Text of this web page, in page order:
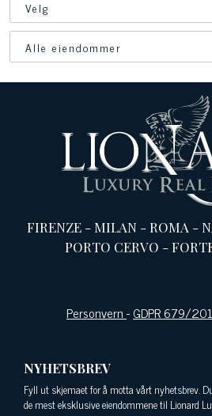
FIRENZE -MILAN -ROMA -
PORTO CERVO -
Personvern-GDPR 679/
NYHETSBREV
Fyll ut skjemaet for å motta vårt nyhetsbrev.
de mest eksklusive eiendommene til Lionard